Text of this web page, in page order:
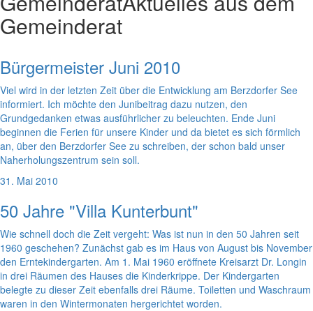
Gemeinderat
Bürgermeister Juni 2010
Viel wird in der letzten Zeit über die Entwicklung am Berzdorfer See
informiert. Ich möchte den Junibeitrag dazu nutzen, den
Grundgedanken etwas ausführlicher zu beleuchten. Ende Juni
beginnen die Ferien für unsere Kinder und da bietet es sich förmlich
an, über den Berzdorfer See zu schreiben, der schon bald unser
Naherholungszentrum sein soll.
31. Mai 2010
50 Jahre "Villa Kunterbunt"
Wie schnell doch die Zeit vergeht: Was ist nun in den 50 Jahren seit
1960 geschehen? Zunächst gab es im Haus von August bis November
den Erntekindergarten. Am 1. Mai 1960 eröffnete Kreisarzt Dr. Longin
in drei Räumen des Hauses die Kinderkrippe. Der Kindergarten
belegte zu dieser Zeit ebenfalls drei Räume. Toiletten und Waschraum
waren in den Wintermonaten hergerichtet worden.